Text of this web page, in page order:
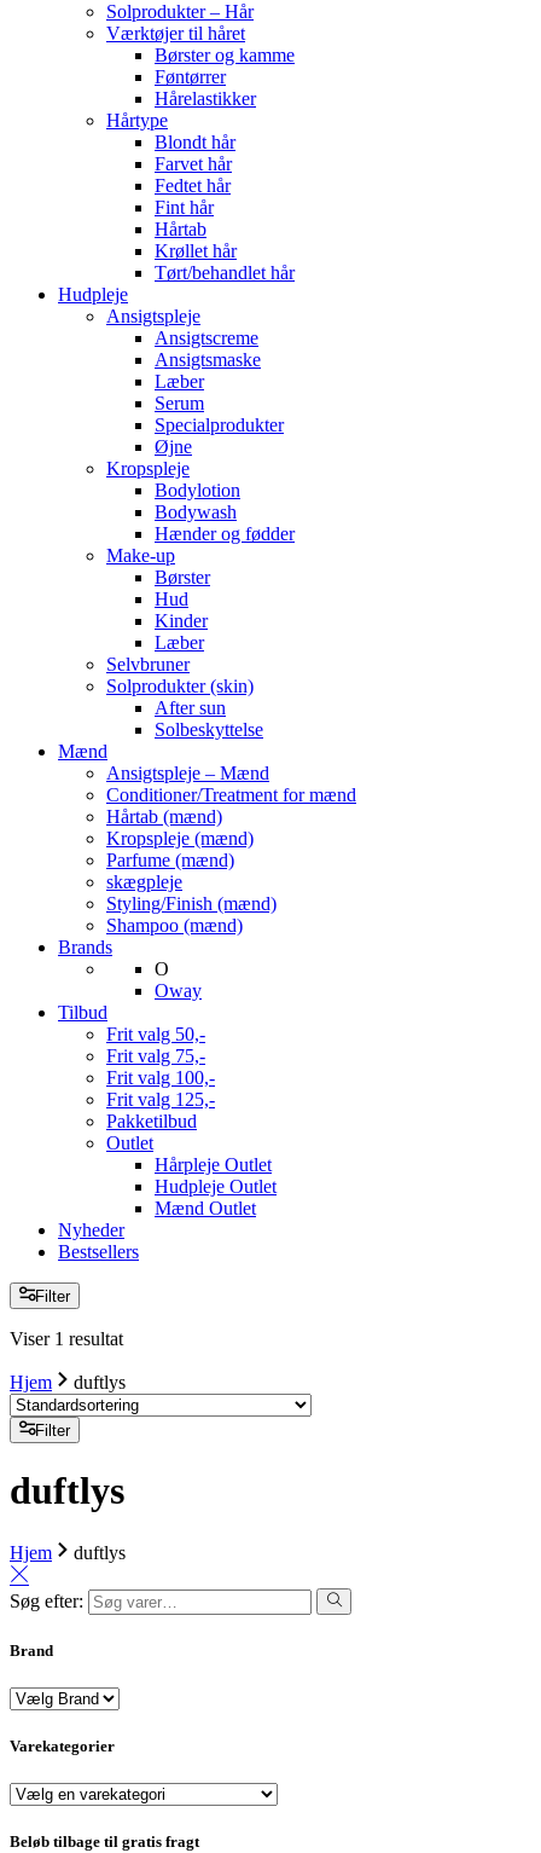
Solprodukter – Hår
Værktøjer til håret
Børster og kamme
Føntørrer
Hårelastikker
Hårtype
Blondt hår
Farvet hår
Fedtet hår
Fint hår
Hårtab
Krøllet hår
Tørt/behandlet hår
Hudpleje
Ansigtspleje
Ansigtscreme
Ansigtsmaske
Læber
Serum
Specialprodukter
Øjne
Kropspleje
Bodylotion
Bodywash
Hænder og fødder
Make-up
Børster
Hud
Kinder
Læber
Selvbruner
Solprodukter (skin)
After sun
Solbeskyttelse
Mænd
Ansigtspleje – Mænd
Conditioner/Treatment for mænd
Hårtab (mænd)
Kropspleje (mænd)
Parfume (mænd)
skægpleje
Styling/Finish (mænd)
Shampoo (mænd)
Brands
O
Oway
Tilbud
Frit valg 50,-
Frit valg 75,-
Frit valg 100,-
Frit valg 125,-
Pakketilbud
Outlet
Hårpleje Outlet
Hudpleje Outlet
Mænd Outlet
Nyheder
Bestsellers
Filter
Viser 1 resultat
Hjem duftlys
Filter
duftlys
Hjem duftlys
Søg efter:
Brand
Varekategorier
Beløb tilbage til gratis fragt